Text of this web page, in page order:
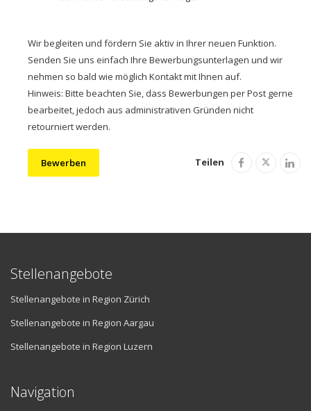
Wir begleiten und fördern Sie aktiv in Ihrer neuen Funktion.
Senden Sie uns einfach Ihre Bewerbungsunterlagen und wir
nehmen so bald wie möglich Kontakt mit Ihnen auf.
Hinweis: Bitte beachten Sie, dass Bewerbungen per Post gerne
bearbeitet, jedoch aus administrativen Gründen nicht
retourniert werden.
Bewerben Teilen
Stellenangebote
Stellenangebote in Region Zürich
Stellenangebote in Region Aargau
Stellenangebote in Region Luzern
Navigation